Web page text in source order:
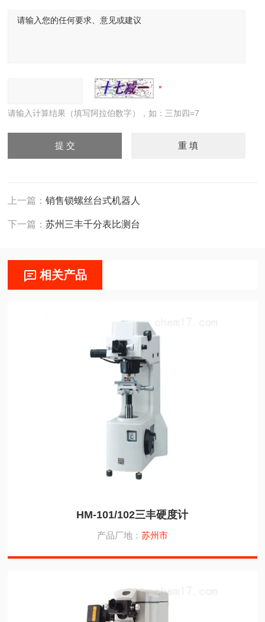
请输入计算结果（填写阿拉伯数字），如：三加四=7
上一篇：销售锁螺丝台式机器人
下一篇：苏州三丰千分表比测台
相关产品
HM-101/102三丰硬度计
产品厂地： 苏州市